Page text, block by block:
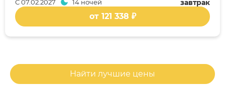
завтрак
С07.02.2027 14 ночей
от 121 338 ₽
Найти лучшие цены